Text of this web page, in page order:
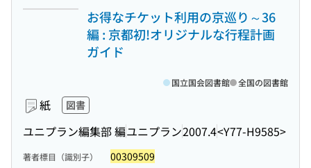
お得なチケット利用の京巡り～36
編 : 京都初!オリジナルな行程計画
ガイド
紙 図書
ユニプラン編集部 編ユニプラン2007.4<Y77-H9585>
国立国会図書館 全国の図書館
著者標目（識別子） 00309509